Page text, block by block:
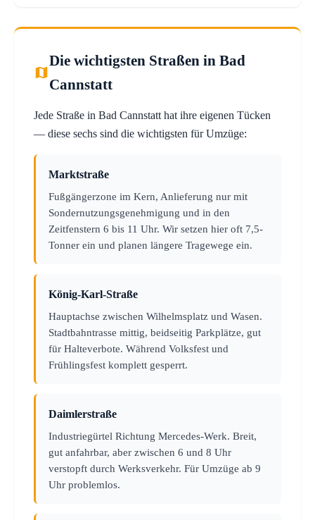
Die wichtigsten Straßen in Bad
Cannstatt
Jede Straße in Bad Cannstatt hat ihre eigenen Tücken
— diese sechs sind die wichtigsten für Umzüge:
Marktstraße
Fußgängerzone im Kern, Anlieferung nur mit
Sondernutzungsgenehmigung und in den
Zeitfenstern 6 bis 11 Uhr. Wir setzen hier oft 7,5-
Tonner ein und planen längere Tragewege ein.
König-Karl-Straße
Hauptachse zwischen Wilhelmsplatz und Wasen.
Stadtbahntrasse mittig, beidseitig Parkplätze, gut
für Halteverbote. Während Volksfest und
Frühlingsfest komplett gesperrt.
Daimlerstraße
Industriegürtel Richtung Mercedes-Werk. Breit,
gut anfahrbar, aber zwischen 6 und 8 Uhr
verstopft durch Werksverkehr. Für Umzüge ab 9
Uhr problemlos.